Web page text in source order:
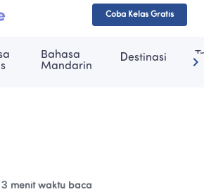
Coba Kelas Gratis
Bahasa
Mandarin
Destinasi
3 menit waktu baca